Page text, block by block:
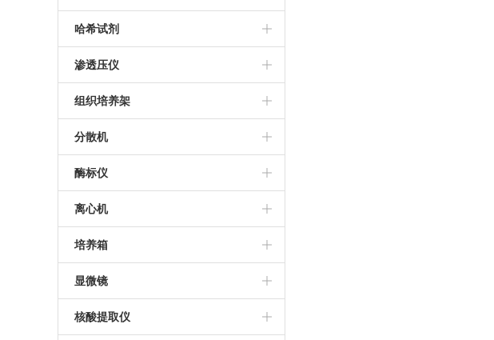
THZ-C恒温振荡器
美国帝强水分测定仪
日本KETT水分测定仪
哈希试剂
哈希试剂
渗透压仪
进口渗透压仪
组织培养架
组织培养架
分散机
推荐分散机
德国IKA分散机
酶标仪
Thermo MultiskanFC酶标仪
BioTek SynergyLX
Bio-Rad iMark酶标仪
美国MD M4多功能酶标仪
离心机
Sigma离心机
艾本德5430R离心机
艾本德5810R高速冷冻离心机
培养箱
三气培养箱
霉菌培养箱
显微镜
莱卡显微镜
核酸提取仪